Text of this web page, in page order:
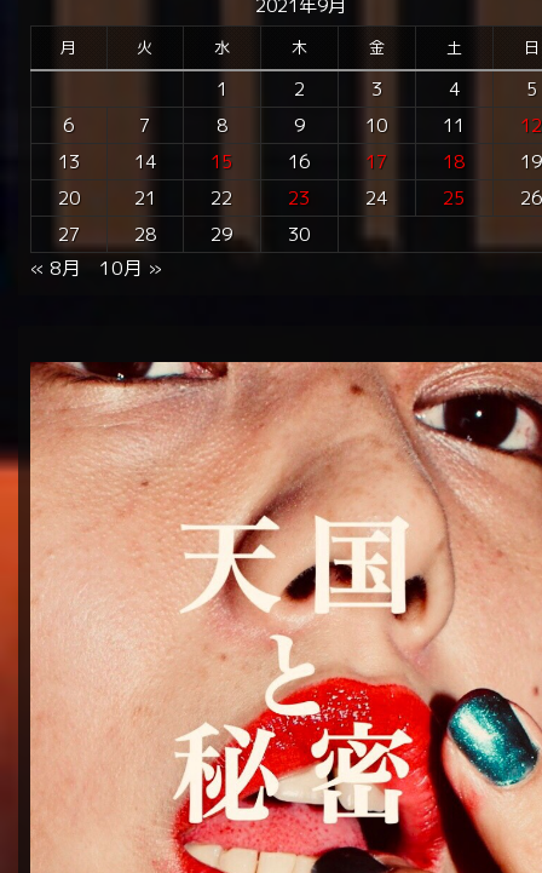
2021年9月
月 火 水 木 金 土 日
1 2 3 4
5
6
7 8 9 10 11
12
13
14 15 16 17 18
19
20
21 22 23 24 25
26
27
28 29 30
« 8月 10月 »